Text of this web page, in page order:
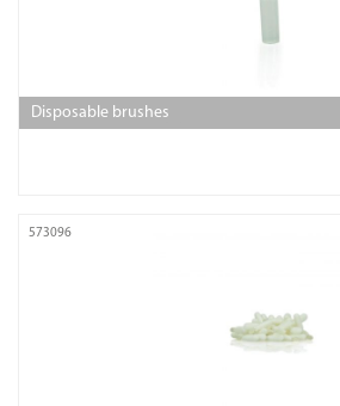
Disposable brushes
573096